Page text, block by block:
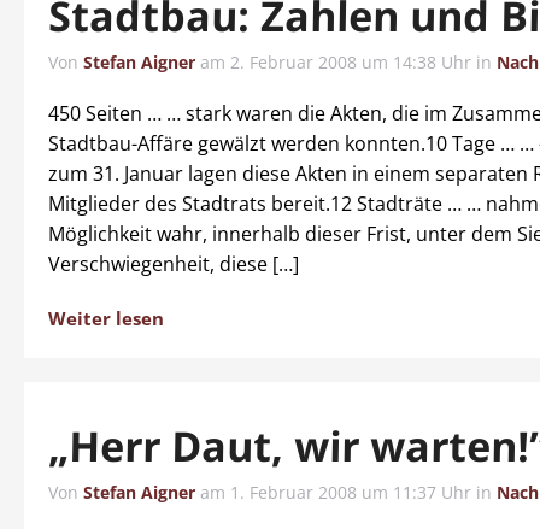
Stadtbau: Zahlen und
Von Stefan Aigner am 2. Februar 2008 um 14:38 Uhr in
450 Seiten … … stark waren die Akten, die im
Stadtbau-Affäre gewälzt werden konnten.10 Tage … …
zum 31. Januar lagen diese Akten in einem separaten
Mitglieder des Stadtrats bereit.12 Stadträte … …
Möglichkeit wahr, innerhalb dieser Frist, unter dem
Verschwiegenheit, diese […]
Weiter lesen
„Herr Daut, wir
Von Stefan Aigner am 1. Februar 2008 um 11:37 Uhr in